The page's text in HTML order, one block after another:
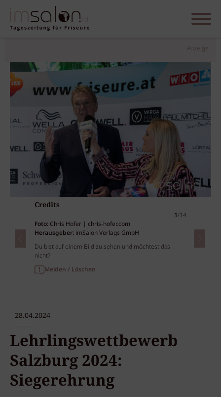
Anzeige
Credits
1/14
Foto: Chris Hofer | chris-hofer.com
Herausgeber: imSalon Verlags GmbH
Du bist auf einem Bild zu sehen und möchtest das
nicht?
Melden / Löschen
28.04.2024
Lehrlingswettbewerb
Salzburg 2024:
Siegerehrung